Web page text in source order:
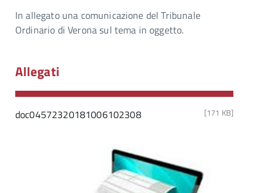
In allegato una comunicazione del Tribunale
Ordinario di Verona sul tema in oggetto.
Allegati
doc04572320181006102308 [171 KB]